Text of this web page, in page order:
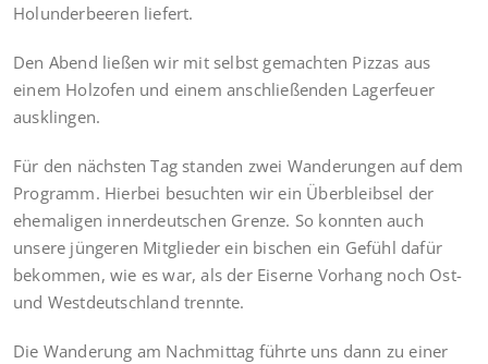
Holunderbeeren liefert.
Den Abend ließen wir mit selbst gemachten Pizzas aus
einem Holzofen und einem anschließenden Lagerfeuer
ausklingen.
Für den nächsten Tag standen zwei Wanderungen auf dem
Programm. Hierbei besuchten wir ein Überbleibsel der
ehemaligen innerdeutschen Grenze. So konnten auch
unsere jüngeren Mitglieder ein bischen ein Gefühl dafür
bekommen, wie es war, als der Eiserne Vorhang noch Ost-
und Westdeutschland trennte.
Die Wanderung am Nachmittag führte uns dann zu einer